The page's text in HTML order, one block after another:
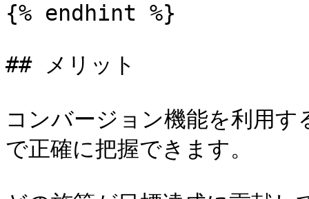
{% endhint %}
## メリット
コンバージョン機能を利用す
で正確に把握できます。